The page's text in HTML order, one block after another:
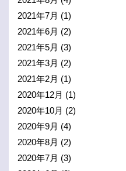
2021年7月 (1)
2021年6月 (2)
2021年5月 (3)
2021年3月 (2)
2021年2月 (1)
2020年12月 (1)
2020年10月 (2)
2020年9月 (4)
2020年8月 (2)
2020年7月 (3)